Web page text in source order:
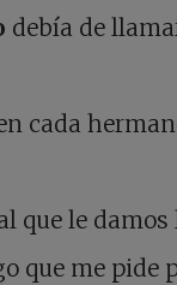
debía de
cada
que le damos
que me pide